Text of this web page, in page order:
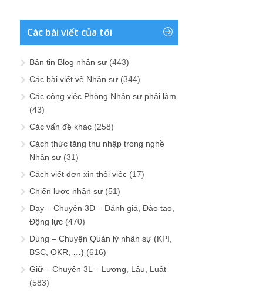
Các bài viết của tôi
Bản tin Blog nhân sự (443)
Các bài viết về Nhân sự (344)
Các công việc Phòng Nhân sự phải làm
(43)
Các vấn đề khác (258)
Cách thức tăng thu nhập trong nghề
Nhân sự (31)
Cách viết đơn xin thôi việc (17)
Chiến lược nhân sự (51)
Dạy – Chuyện 3Đ – Đánh giá, Đào tạo,
Động lực (470)
Dùng – Chuyện Quản lý nhân sự (KPI,
BSC, OKR, …) (616)
Giữ – Chuyện 3L – Lương, Lậu, Luật
(583)